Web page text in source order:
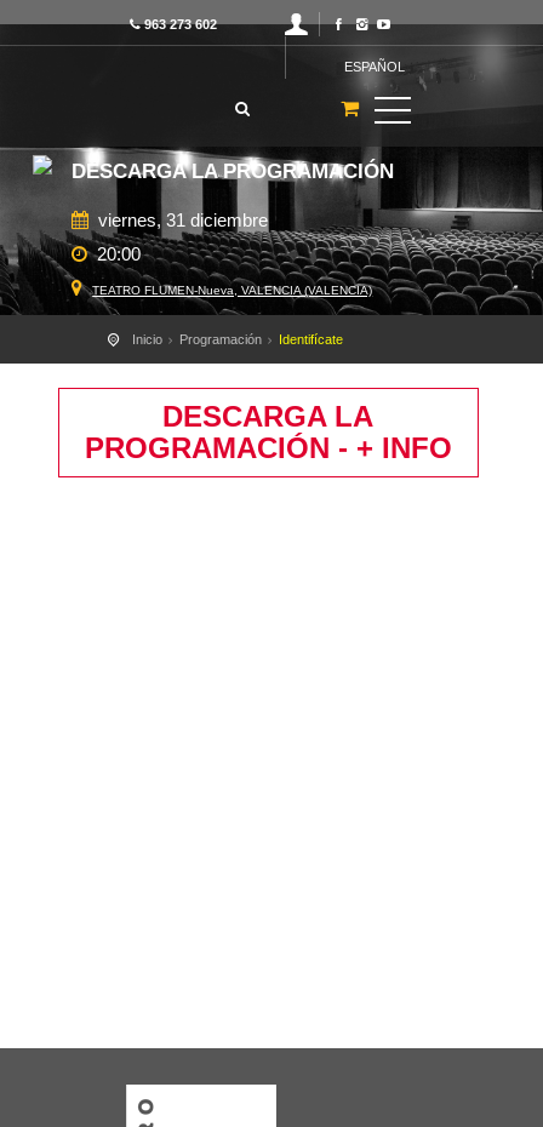
963 273 602
ESPAÑOL
DESCARGA LA PROGRAMACIÓN
viernes, 31 diciembre
20:00
TEATRO FLUMEN-Nueva, VALENCIA (VALENCIA)
Inicio Programación Identifícate
DESCARGA LA
PROGRAMACIÓN - + INFO